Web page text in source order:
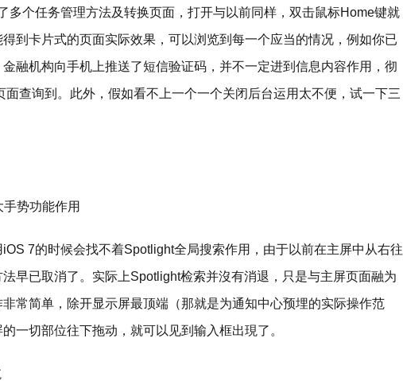
多个任务管理方法及转换页面，打开与以前同样，双击鼠标Home键就
到卡片式的页面实际效果，可以浏览到每一个应当的情况，例如你已
融机构向手机上推送了短信验证码，并不一定进到信息内容作用，彻
面查询到。此外，假如看不上一个一个关闭后台运用太不便，试一下三
7的时候会找不着Spotlight全局搜索作用，由于以前在主屏中从右往
早已取消了。实际上Spotlight检索并沒有消退，只是与主屏页面融为
常简单，除开显示屏最顶端（那就是为通知中心预埋的实际操作范
一切部位往下拖动，就可以见到输入框出現了。